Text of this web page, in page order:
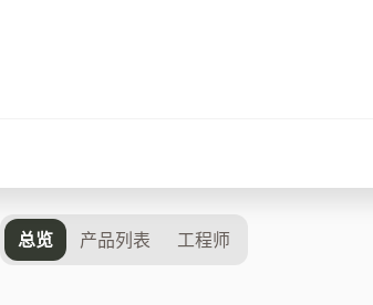
总览 产品列表 工程师